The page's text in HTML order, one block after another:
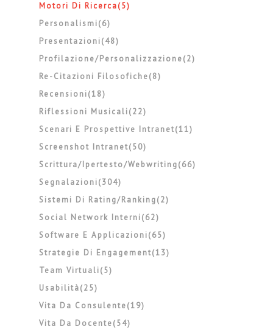
Motori Di Ricerca(5)
Personalismi(6)
Presentazioni(48)
Profilazione/personalizzazione(2)
Re-Citazioni Filosofiche(8)
Recensioni(18)
Riflessioni Musicali(22)
Scenari E Prospettive Intranet(11)
Screenshot Intranet(50)
Scrittura/ipertesto/webwriting(66)
Segnalazioni(304)
Sistemi Di Rating/ranking(2)
Social Network Interni(62)
Software E Applicazioni(65)
Strategie Di Engagement(13)
Team Virtuali(5)
Usabilità(25)
Vita Da Consulente(19)
Vita Da Docente(54)